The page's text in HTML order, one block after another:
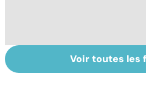
HPV : tout savoir
sur les
Voir toutes les